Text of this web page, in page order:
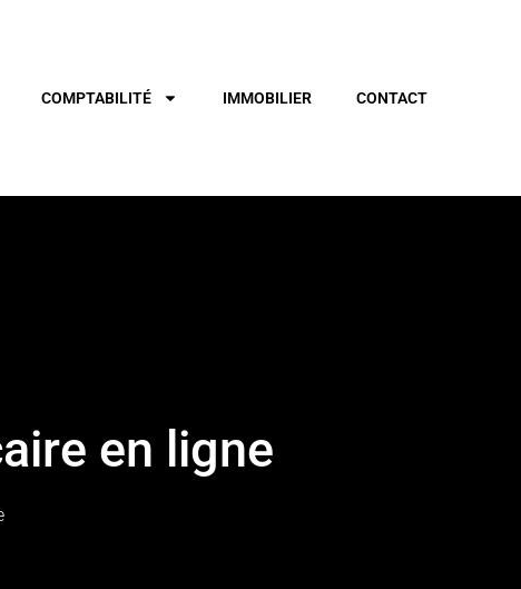
COMPTABILITÉ IMMOBILIER CONTACT
en ligne